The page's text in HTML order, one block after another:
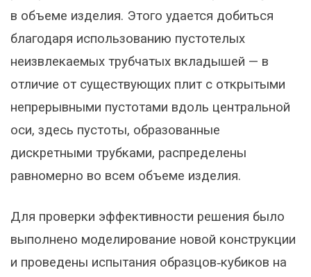
в объеме изделия. Этого удается добиться
благодаря использованию пустотелых
неизвлекаемых трубчатых вкладышей — в
отличие от существующих плит с открытыми
непрерывными пустотами вдоль центральной
оси, здесь пустоты, образованные
дискретными трубками, распределены
равномерно во всем объеме изделия.
Для проверки эффективности решения было
выполнено моделирование новой конструкции
и проведены испытания образцов‑кубиков на